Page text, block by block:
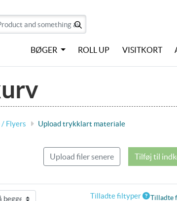
BØGER ROLL UP VISITKORT
/ Flyers Upload trykklart materiale
Upload filer senere Tilføj til
Tilladte filtyper Tilladte